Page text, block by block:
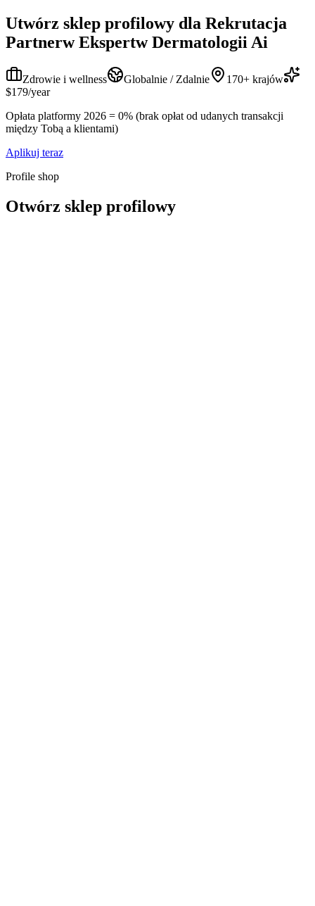
Utwórz sklep profilowy dla Rekrutacja
Partnerw Ekspertw Dermatologii Ai
Zdrowie i wellness Globalnie / Zdalnie
170+ krajów
$179/year
Opłata platformy 2026 = 0% (brak opłat od udanych transakcji
między Tobą a klientami)
Aplikuj teraz
Profile shop
Otwórz sklep profilowy